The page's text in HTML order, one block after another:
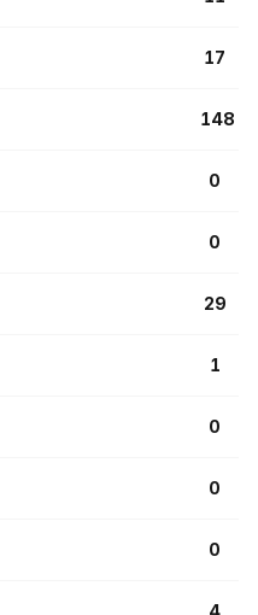
17
148
0
0
29
1
0
0
0
4